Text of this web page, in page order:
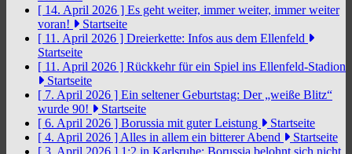
[ 14. April 2026 ] Es geht weiter, immer weiter, immer weiter
voran!
Startseite
[ 11. April 2026 ] Dreierkette: Infos aus dem Ellenfeld
Startseite
[ 11. April 2026 ] Rückkehr für ein Spiel ins Ellenfeld-Stadion
Startseite
[ 7. April 2026 ] Ein seltener Geburtstag: Der „weiße Blitz“
wurde 90!
Startseite
[ 6. April 2026 ] Borussia mit guter Leistung
Startseite
[ 4. April 2026 ] Alles in allem ein bitterer Abend
Startseite
[ 3. April 2026 ] 1:2 in Karlsruhe: Borussia belohnt sich nicht